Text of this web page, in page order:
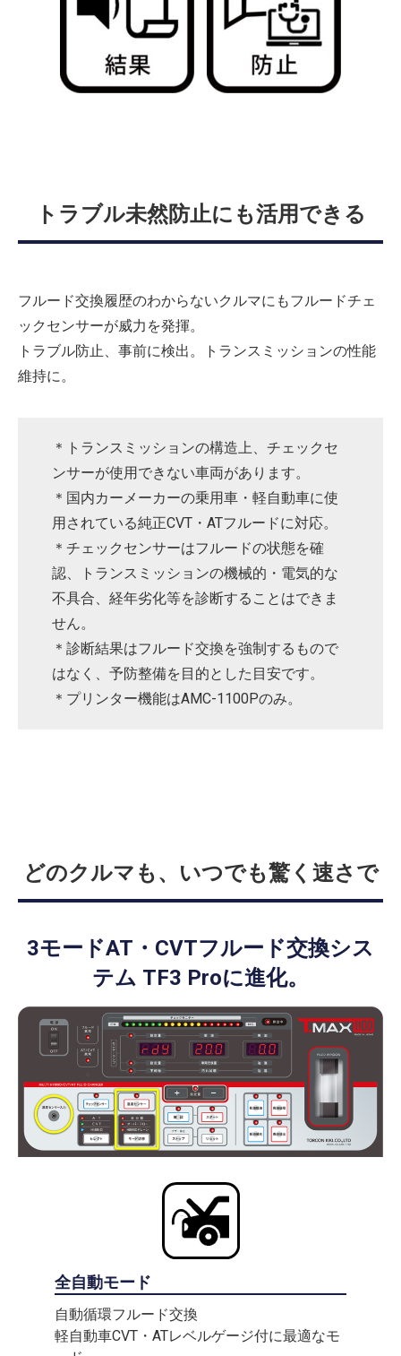
トラブル未然防止にも活用できる
フルード交換履歴のわからないクルマにもフルードチェ
ックセンサーが威力を発揮。
トラブル防止、事前に検出。トランスミッションの性能
維持に。
＊トランスミッションの構造上、チェックセ
ンサーが使用できない車両があります。
＊国内カーメーカーの乗用車・軽自動車に使
用されている純正CVT・ATフルードに対応。
＊チェックセンサーはフルードの状態を確
認、トランスミッションの機械的・電気的な
不具合、経年劣化等を診断することはできま
せん。
＊診断結果はフルード交換を強制するもので
はなく、予防整備を目的とした目安です。
＊プリンター機能はAMC-1100Pのみ。
どのクルマも、いつでも驚く速さで
3モードAT・CVTフルード交換シス
テム TF3 Proに進化。
全自動モード
自動循環フルード交換
軽自動車CVT・ATレベルゲージ付に最適なモ